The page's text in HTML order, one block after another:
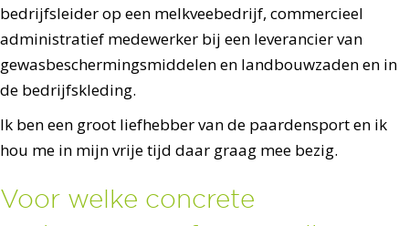
bedrijfsleider op een melkveebedrijf, commercieel
administratief medewerker bij een leverancier van
gewasbeschermingsmiddelen en landbouwzaden en in
de bedrijfskleding.
Ik ben een groot liefhebber van de paardensport en ik
hou me in mijn vrije tijd daar graag mee bezig.
Voor welke concrete